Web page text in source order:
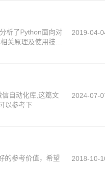
析了Python面向对
关原理及使用技
2019-04-
自动化库,这篇文
以参考下
2024-07-
的参考价值，希望
2018-10-